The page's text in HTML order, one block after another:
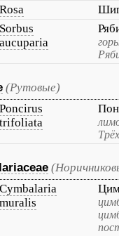
Rosa
Sorbus
aucuparia
(Рутовые)
Poncirus
trifoliata
Cymbalaria
muralis